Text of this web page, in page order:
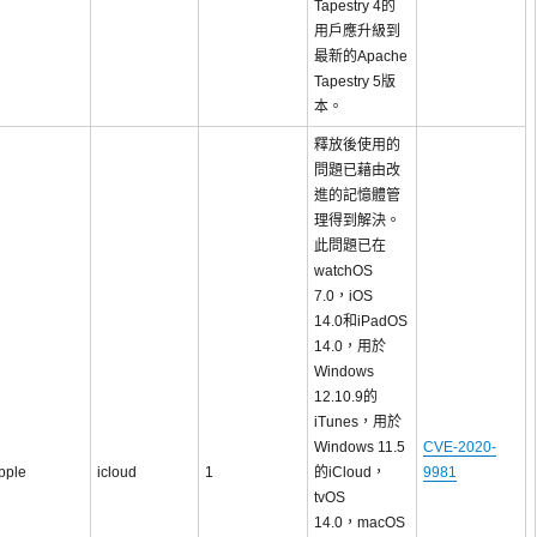
Tapestry 4的
用戶應升級到
最新的Apache
Tapestry 5版
本。
icloud 1
釋放後使用的
問題已藉由改
進的記憶體管
理得到解決。
此問題已在
watchOS
7.0，iOS
14.0和iPadOS
14.0，用於
Windows
12.10.9的
iTunes，用於
Windows 11.5
的iCloud，
tvOS
14.0，macOS
CVE-2020-
9981